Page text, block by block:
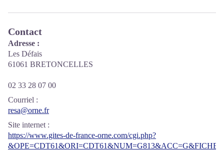
Contact
Adresse :
Les Défais
61061 BRETONCELLES
02 33 28 07 00
Courriel :
resa@orne.fr
Site internet :
https://www.gites-de-france-orne.com/cgi.php?